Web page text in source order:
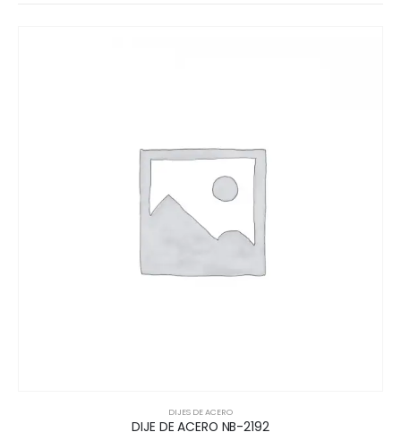
DIJES DE ACERO
DIJE DE ACERO NB-2192